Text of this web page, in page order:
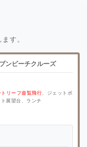
す。
ンビーチクルーズ
リーフ遊覧飛行、ジェットボ
展望台、ランチ